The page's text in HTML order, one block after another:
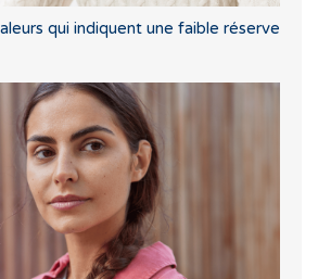
qui indiquent une faible réserve